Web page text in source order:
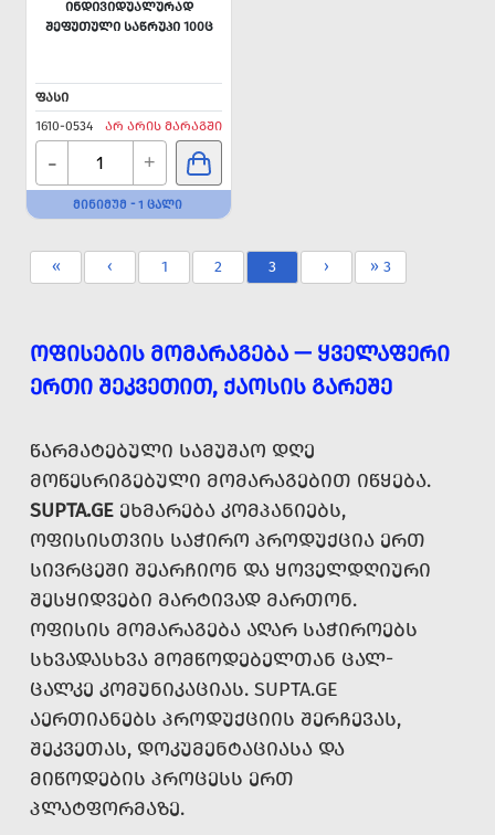
ᲘᲜᲓᲘᲕᲘᲓᲣᲐᲚᲣᲠᲐᲓ
ᲨᲔᲤᲣᲗᲣᲚᲘ ᲡᲐᲬᲠᲣᲞᲘ 100Ც
ᲤᲐᲡᲘ
1610-0534
ᲐᲠ ᲐᲠᲘᲡ ᲛᲐᲠᲐᲒᲨᲘ
- +
ᲛᲘᲜᲘᲛᲣᲛ - 1 ᲪᲐᲚᲘ
« ‹ 1 2 3 › » 3
ᲝᲤᲘᲡᲔᲑᲘᲡ ᲛᲝᲛᲐᲠᲐᲒᲔᲑᲐ — ᲧᲕᲔᲚᲐᲤᲔᲠᲘ
ᲔᲠᲗᲘ ᲨᲔᲙᲕᲔᲗᲘᲗ, ᲥᲐᲝᲡᲘᲡ ᲒᲐᲠᲔᲨᲔ
ᲬᲐᲠᲛᲐᲢᲔᲑᲣᲚᲘ ᲡᲐᲛᲣᲨᲐᲝ ᲓᲦᲔ
ᲛᲝᲬᲔᲡᲠᲘᲒᲔᲑᲣᲚᲘ ᲛᲝᲛᲐᲠᲐᲒᲔᲑᲘᲗ ᲘᲬᲧᲔᲑᲐ.
SUPTA.GE ᲔᲮᲛᲐᲠᲔᲑᲐ ᲙᲝᲛᲞᲐᲜᲘᲔᲑᲡ,
ᲝᲤᲘᲡᲘᲡᲗᲕᲘᲡ ᲡᲐᲭᲘᲠᲝ ᲞᲠᲝᲓᲣᲥᲪᲘᲐ ᲔᲠᲗ
ᲡᲘᲕᲠᲪᲔᲨᲘ ᲨᲔᲐᲠᲩᲘᲝᲜ ᲓᲐ ᲧᲝᲕᲔᲚᲓᲦᲘᲣᲠᲘ
ᲨᲔᲡᲧᲘᲓᲕᲔᲑᲘ ᲛᲐᲠᲢᲘᲕᲐᲓ ᲛᲐᲠᲗᲝᲜ.
ᲝᲤᲘᲡᲘᲡ ᲛᲝᲛᲐᲠᲐᲒᲔᲑᲐ ᲐᲦᲐᲠ ᲡᲐᲭᲘᲠᲝᲔᲑᲡ
ᲡᲮᲕᲐᲓᲐᲡᲮᲕᲐ ᲛᲝᲛᲬᲝᲓᲔᲑᲔᲚᲗᲐᲜ ᲪᲐᲚ-
ᲪᲐᲚᲙᲔ ᲙᲝᲛᲣᲜᲘᲙᲐᲪᲘᲐᲡ. SUPTA.GE
ᲐᲔᲠᲗᲘᲐᲜᲔᲑᲡ ᲞᲠᲝᲓᲣᲥᲪᲘᲘᲡ ᲨᲔᲠᲩᲔᲕᲐᲡ,
ᲨᲔᲙᲕᲔᲗᲐᲡ, ᲓᲝᲙᲣᲛᲔᲜᲢᲐᲪᲘᲐᲡᲐ ᲓᲐ
ᲛᲘᲬᲝᲓᲔᲑᲘᲡ ᲞᲠᲝᲪᲔᲡᲡ ᲔᲠᲗ
ᲞᲚᲐᲢᲤᲝᲠᲛᲐᲖᲔ.